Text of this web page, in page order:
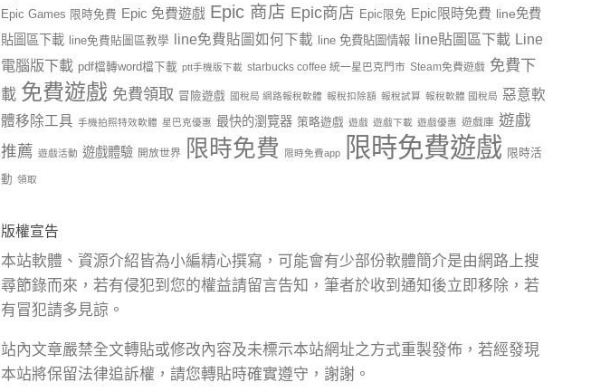
Epic Games 限時免費 Epic 免費遊戲 Epic 商店 Epic商店 Epic限免 Epic限時免費 line免費
貼圖區下載
line免費貼圖區教學 line免費貼圖如何下載 line 免費貼圖情報 line貼圖區下載 Line
電腦版下載 pdf檔轉word檔下載 ptt手機版下載 starbucks coffee 統一星巴克門市 Steam免費遊戲 免費下
載 免費遊戲 免費領取 冒險遊戲 國稅局 網路報稅軟體 報稅扣除額 報稅試算 報稅軟體 國稅局 惡意軟
體移除工具 手機拍照特效軟體 星巴克優惠 最快的瀏覽器 策略遊戲 遊戲 遊戲下載 遊戲優惠 遊戲庫 遊戲
推薦 遊戲活動 遊戲體驗 開放世界 限時免費 限時免費app 限時免費遊戲 限時活
動 領取
版權宣告
本站軟體、資源介紹皆為小編精心撰寫，可能會有少部份軟體簡介是由網路上搜
尋節錄而來，若有侵犯到您的權益請留言告知，筆者於收到通知後立即移除，若
有冒犯請多見諒。
站內文章嚴禁全文轉貼或修改內容及未標示本站網址之方式重製發佈，若經發現
本站將保留法律追訴權，請您轉貼時確實遵守，謝謝。